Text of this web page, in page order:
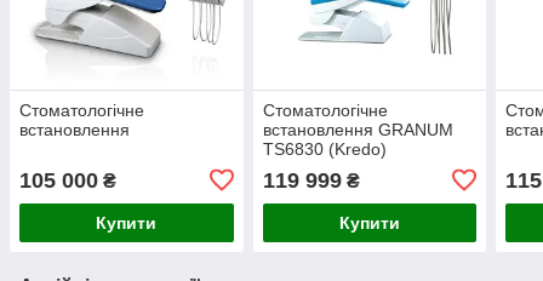
Стоматологічне
встановлення
105 000 ₴
Купити
Стоматологічне
встановлення GRANUM
TS6830 (Kredo)
119 999₴
Купити